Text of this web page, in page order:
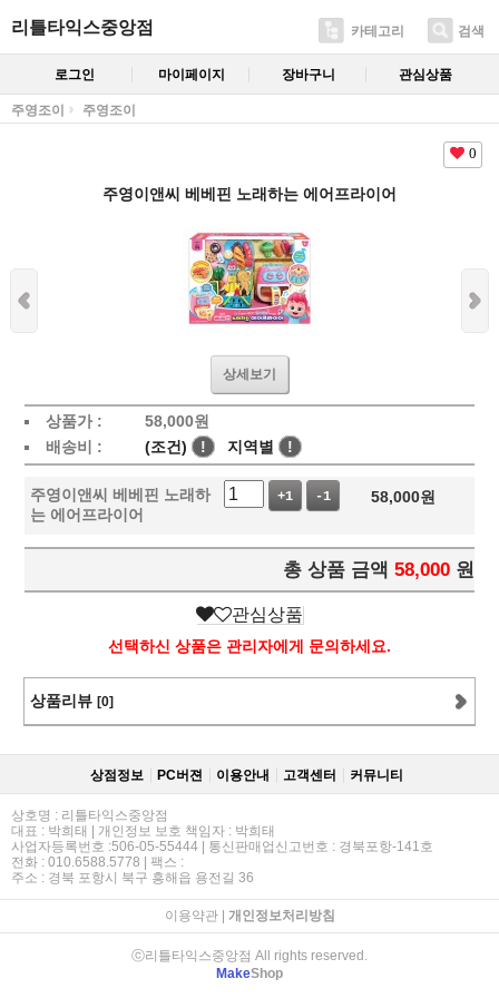
리틀타익스중앙점 카테고리 검색
로그인 마이페이지 장바구니 관심상품
주영조이 주영조이
0
주영이앤씨 베베핀 노래하는 에어프라이어
상세보기
상품가 : 58,000원
배송비 :
(조건) ! 지역별 !
주영이앤씨 베베핀 노래하
는 에어프라이어
+1 -1 58,000원
총 상품 금액 58,000 원
관심상품
선택하신 상품은 관리자에게 문의하세요.
상품리뷰 [0]
상점정보 PC버젼 이용안내 고객센터 커뮤니티
상호명 : 리틀타익스중앙점
대표 : 박희태 | 개인정보 보호 책임자 : 박희태
사업자등록번호 :506-05-55444 | 통신판매업신고번호 : 경북포항-141호
전화 : 010.6588.5778 | 팩스 :
주소 : 경북 포항시 북구 흥해읍 용전길 36
이용약관| 개인정보처리방침
ⓒ리틀타익스중앙점 All rights reserved.
MakeShop